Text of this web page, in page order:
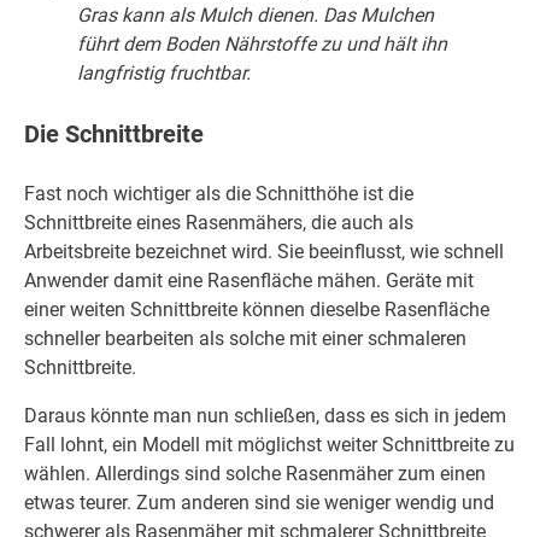
Gras kann als Mulch dienen. Das Mulchen
führt dem Boden Nährstoffe zu und hält ihn
langfristig fruchtbar.
Die Schnittbreite
Fast noch wichtiger als die Schnitthöhe ist die
Schnittbreite eines Rasenmähers, die auch als
Arbeitsbreite bezeichnet wird. Sie beeinflusst, wie schnell
Anwender damit eine Rasenfläche mähen. Geräte mit
einer weiten Schnittbreite können dieselbe Rasenfläche
schneller bearbeiten als solche mit einer schmaleren
Schnittbreite.
Daraus könnte man nun schließen, dass es sich in jedem
Fall lohnt, ein Modell mit möglichst weiter Schnittbreite zu
wählen. Allerdings sind solche Rasenmäher zum einen
etwas teurer. Zum anderen sind sie weniger wendig und
schwerer als Rasenmäher mit schmalerer Schnittbreite